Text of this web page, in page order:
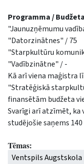
Programma /
"Jaunuzņēmumu
"Datorzinātnes" / 75
"Starpkultūru
"Vadībzinātne" / -
Kā arī viena maģistra
"Stratēģiskā
finansētām budžeta
Svarīgi arī atzīmēt, ka
studējošie saņems
Tēmas:
Ventspils Augstskola